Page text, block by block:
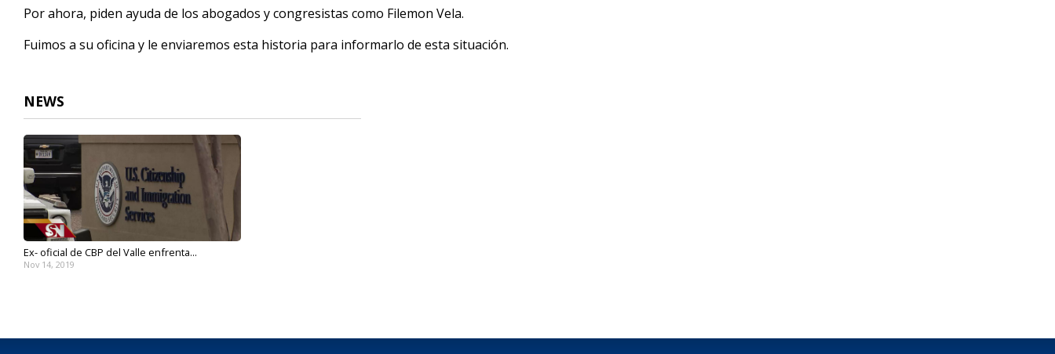
Por ahora, piden ayuda de los abogados y congresistas como Filemon Vela.
Fuimos a su oficina y le enviaremos esta historia para informarlo de esta situación.
NEWS
Ex- oficial de CBP del Valle enfrenta...
Nov 14, 2019